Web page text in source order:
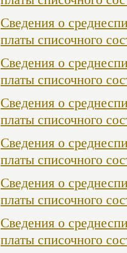
Сведения о
платы списочного
Сведения о
платы списочного
Сведения о
платы списочного
Сведения о
платы списочного
Сведения о
платы списочного
Сведения о
платы списочного